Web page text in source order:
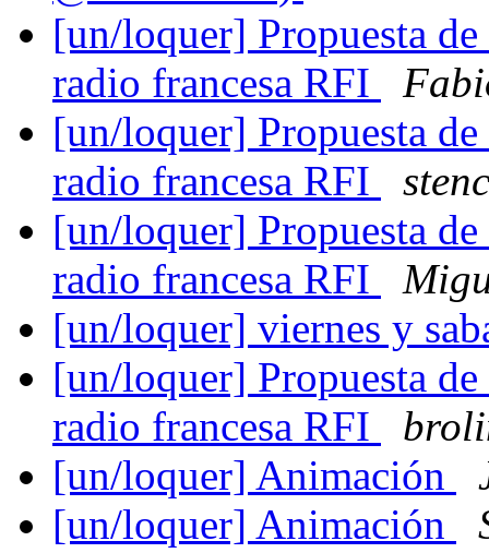
[un/loquer] Propuesta
radio francesa RFI
[un/loquer] Propuesta
radio francesa RFI
[un/loquer] Propuesta
radio francesa RFI
[un/loquer] viernes y
[un/loquer] Propuesta
radio francesa RFI
[un/loquer] Animación
[un/loquer] Animación